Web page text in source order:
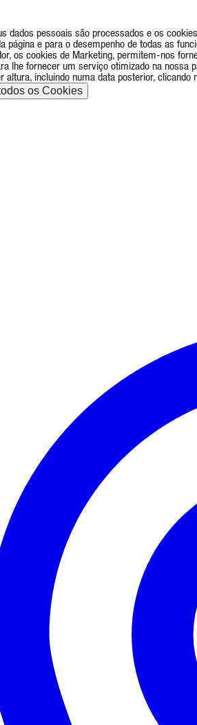
dados pessoais são processados e os
página e para o desempenho de todas as
os cookies de Marketing, permitem-nos
lhe fornecer um serviço otimizado na
incluindo numa data posterior,
os Cookies